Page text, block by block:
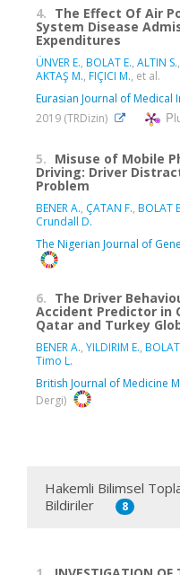
4. The Effect Of Air
System Disease
Expenditures
ÜNVER E., BOLAT E., ALTIN S.,
AKTAŞ M., FIÇICI M., et al.
Eurasian Journal of Medical
2019 (TRDizin)
5. Misuse of Mobile
Driving: Driver
Problem
BENER A., ÇATAN F., BOLAT
Crundall D.
The Nigerian Journal of
6. The Driver
Accident Predictor in
Qatar and Turkey
BENER A., YILDIRIM E.,
Timo L.
British Journal of Medicine
Dergi)
Hakemli Bilimsel
Bildiriler
8